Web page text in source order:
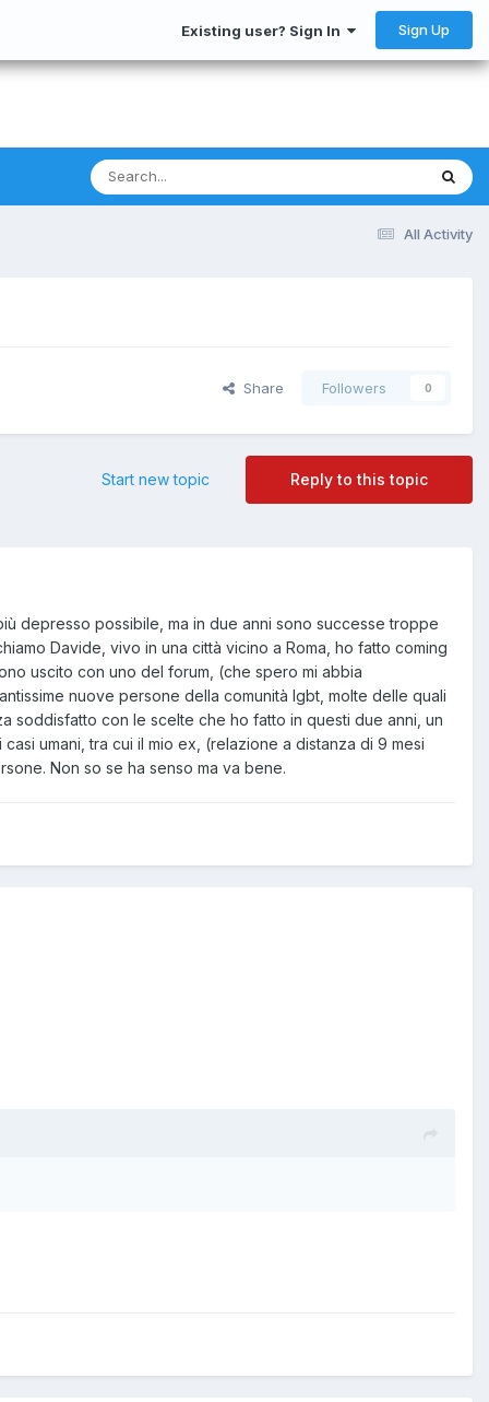
Existing user? Sign In Sign Up
All Activity
Share Followers 0
Reply to this topic
Start new topic
depresso possibile, ma in due anni sono successe troppe
Davide, vivo in una città vicino a Roma, ho fatto coming
uscito con uno del forum, (che spero mi abbia
nuove persone della comunità lgbt, molte delle quali
soddisfatto con le scelte che ho fatto in questi due anni, un
umani, tra cui il mio ex, (relazione a distanza di 9 mesi
Non so se ha senso ma va bene.